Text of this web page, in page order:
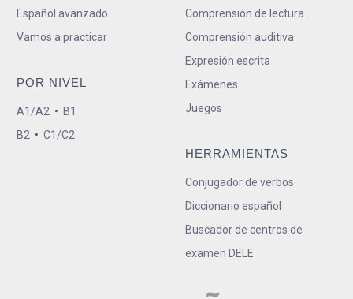
Español avanzado
Vamos a practicar
POR NIVEL
A1/A2 • B1
B2 • C1/C2
Comprensión de lectura
Comprensión auditiva
Expresión escrita
Exámenes
Juegos
HERRAMIENTAS
Conjugador de verbos
Diccionario español
Buscador de centros de
examen DELE